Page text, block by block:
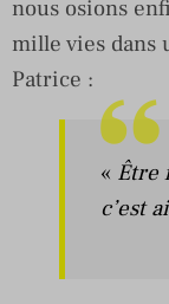
nous osions
mille vies dans
Patrice :
« Être
c’est